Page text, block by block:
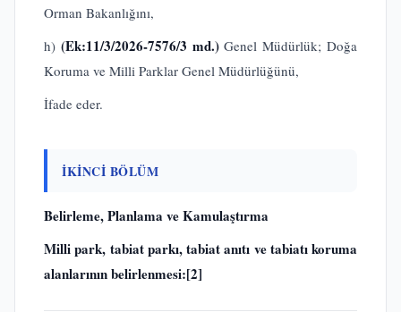
Orman Bakanlığını,
h) (Ek:11/3/2026-7576/3 md.)Genel Müdürlük; Doğa
Koruma ve Milli Parklar Genel Müdürlüğünü,
İfade eder.
İKİNCİ BÖLÜM
Belirleme, Planlama ve Kamulaştırma
Milli park, tabiat parkı, tabiat anıtı ve tabiatı koruma
alanlarının belirlenmesi:[2]